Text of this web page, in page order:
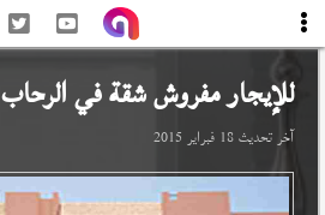
للإيجار مفروش شقة فيالرحاب
آخر تحديث18 فبراير 2015